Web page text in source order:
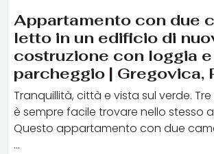
Appartamento con due
letto in un edificio di
costruzione con loggia e
parcheggio | Gregovica,
Tranquillità, città e vista sul verde.
è sempre facile trovare nello stesso
Questo appartamento con due
…